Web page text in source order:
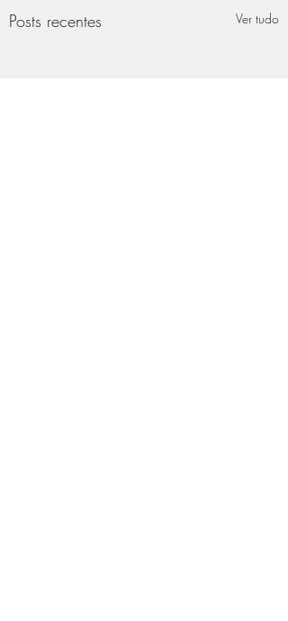
Posts recentes Ver tudo